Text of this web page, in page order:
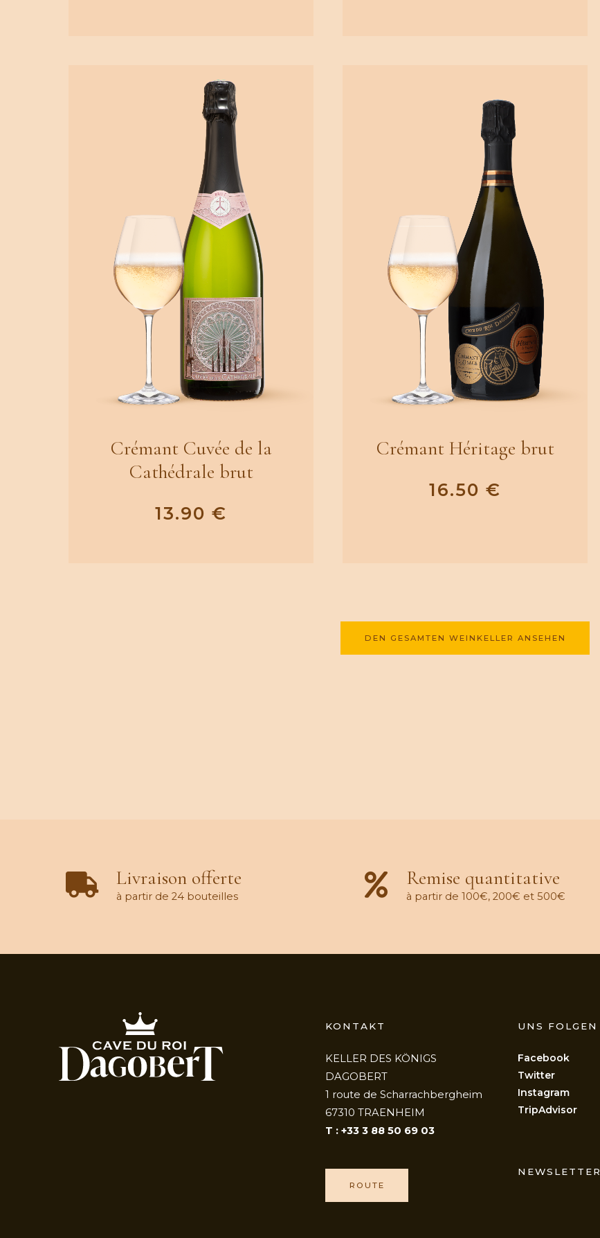
Crémant Cuvée de la
Cathédrale brut
13.90 €
Crémant Héritage brut
16.50 €
DEN GESAMTEN WEINKELLER ANSEHEN
Livraison offerte
à partir de 24 bouteilles
Remise quantitative
à partir de 100€, 200€ et 500€
KONTAKT
KELLER DES KÖNIGS
DAGOBERT
1 route de Scharrachbergheim
67310 TRAENHEIM
T : +33 3 88 50 69 03
ROUTE
UNS FOLGEN
Facebook
Twitter
Instagram
TripAdvisor
NEWSLETTER